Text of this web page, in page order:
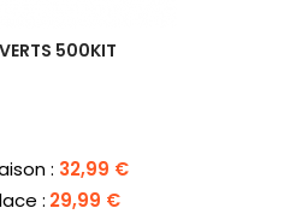
500KIT
: 32,99 €
: 29,99 €